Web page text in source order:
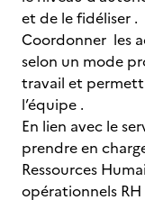
et de le fidéliser .
Coordonner les
selon un mode
travail et
l’équipe .
En lien avec le
prendre en
Ressources
opérationnels